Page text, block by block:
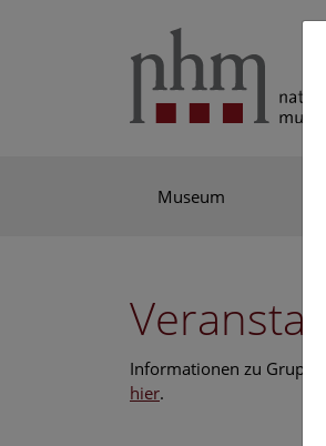
Museum
Informationen zu
hier.